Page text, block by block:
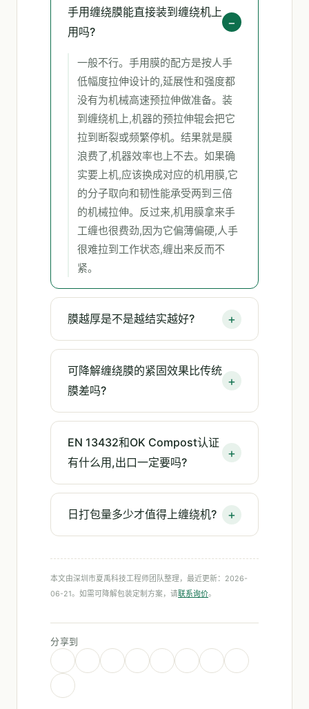
手用缠绕膜能直接装到缠绕机上
用吗?
一般不行。手用膜的配方是按人手
低幅度拉伸设计的,延展性和强度都
没有为机械高速预拉伸做准备。装
到缠绕机上,机器的预拉伸辊会把它
拉到断裂或频繁停机。结果就是膜
浪费了,机器效率也上不去。如果确
实要上机,应该换成对应的机用膜,它
的分子取向和韧性能承受两到三倍
的机械拉伸。反过来,机用膜拿来手
工缠也很费劲,因为它偏薄偏硬,人手
很难拉到工作状态,缠出来反而不
紧。
膜越厚是不是越结实越好?
可降解缠绕膜的紧固效果比传统
膜差吗?
EN 13432和OK Compost认证
有什么用,出口一定要吗?
日打包量多少才值得上缠绕机?
本文由深圳市夏禹科技工程师团队整理，最近更新：2026-
06-21。如需可降解包装定制方案，请联系询价。
分享到